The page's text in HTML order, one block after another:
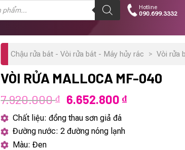
Hotline
090.699.3332
Chậu rửa bát - Vòi rửa bát - Máy hủy rác > Vòi rửa
VÒI RỬA MALLOCA MF-040
7.920.000₫
Giá
gốc
là:
7.920.000 ₫.
6.652.800 ₫Giá
Chất liệu: đồng thau sơn giả đá
Đường nước: 2 đường nóng lạnh
Màu: Đen